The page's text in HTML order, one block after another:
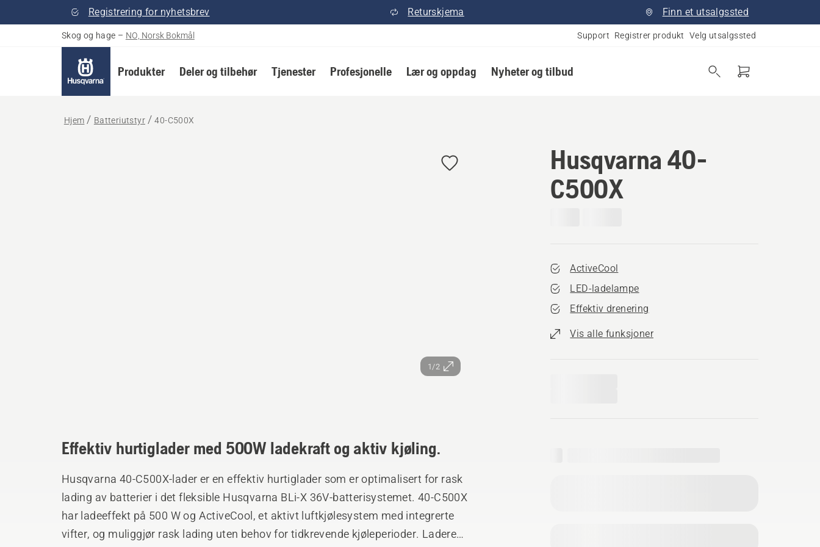
Registrering for nyhetsbrev Returskjema Finn et utsalgssted
Skog og hage – NO, Norsk Bokmål Support Registrer produkt Velg utsalgssted
Produkter Deler og tilbehør Tjenester Profesjonelle Lær og oppdag Nyheter og tilbud
Hjem Batteriutstyr 40-C500X
1/2
Husqvarna 40-
C500X
ActiveCool
LED-ladelampe
Effektiv drenering
Vis alle funksjoner
Effektiv hurtiglader med 500W ladekraft og aktiv kjøling.
Husqvarna 40-C500X-lader er en effektiv hurtiglader som er optimalisert for rask
lading av batterier i det fleksible Husqvarna BLi-X 36V-batterisystemet. 40-C500X
har ladeeffekt på 500 W og ActiveCool, et aktivt luftkjølesystem med integrerte
vifter, og muliggjør rask lading uten behov for tidkrevende kjøleperioder. Laderen